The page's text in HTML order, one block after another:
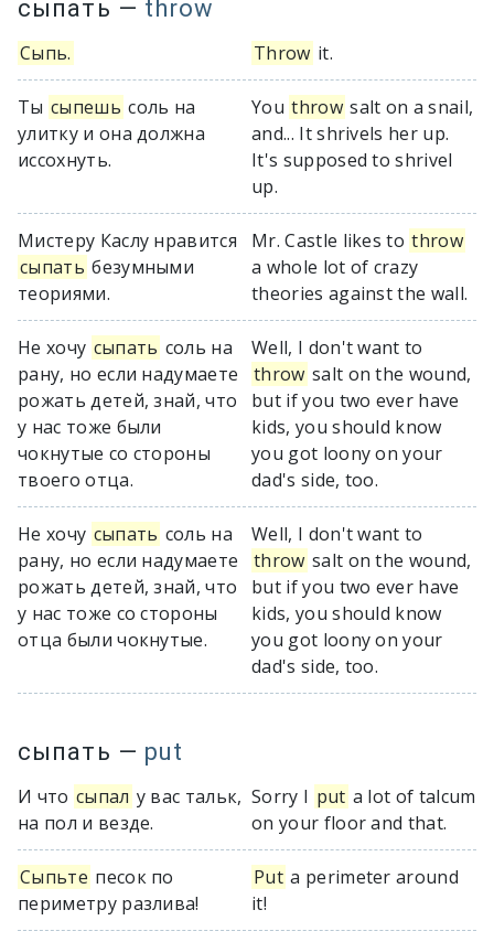
сыпать — throw
Сыпь. Throw it.
Ты сыпешь соль на
улитку и она должна
иссохнуть.
You throw salt on a snail,
and... It shrivels her up.
It's supposed to shrivel
up.
Мистеру Каслу нравится
сыпать безумными
теориями.
Mr. Castle likes to throw
a whole lot of crazy
theories against the wall.
Не хочу сыпать соль на
рану, но если надумаете
рожать детей, знай, что
у нас тоже были
чокнутые со стороны
твоего отца.
Well, I don't want to
throw salt on the wound,
but if you two ever have
kids, you should know
you got loony on your
dad's side, too.
Не хочу сыпать соль на
рану, но если надумаете
рожать детей, знай, что
у нас тоже со стороны
отца были чокнутые.
Well, I don't want to
throw salt on the wound,
but if you two ever have
kids, you should know
you got loony on your
dad's side, too.
сыпать — put
И что сыпал у вас тальк,
на пол и везде.
Sorry I put a lot of talcum
on your floor and that.
Сыпьте песок по
периметру разлива!
Put a perimeter around
it!